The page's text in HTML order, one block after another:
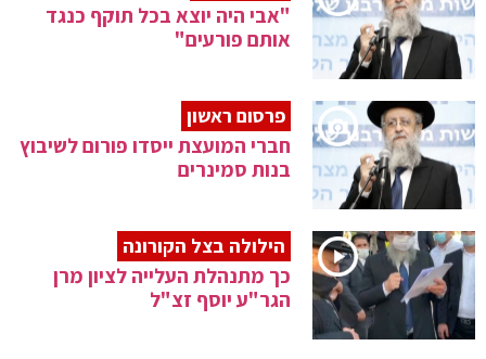
"אבי היה יוצא בכל תוקף כנגד
אותם פורעים"
פרסום ראשון
חברי המועצת ייסדו פורום לשיבוץ
בנות סמינרים
הילולה בצל הקורונה
כך מתנהלת העלייה לציון מרן
הגר"ע יוסף זצ"ל